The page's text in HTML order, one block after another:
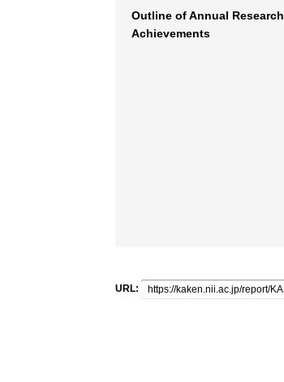
Outline of Annual Research
Achievements
URL: